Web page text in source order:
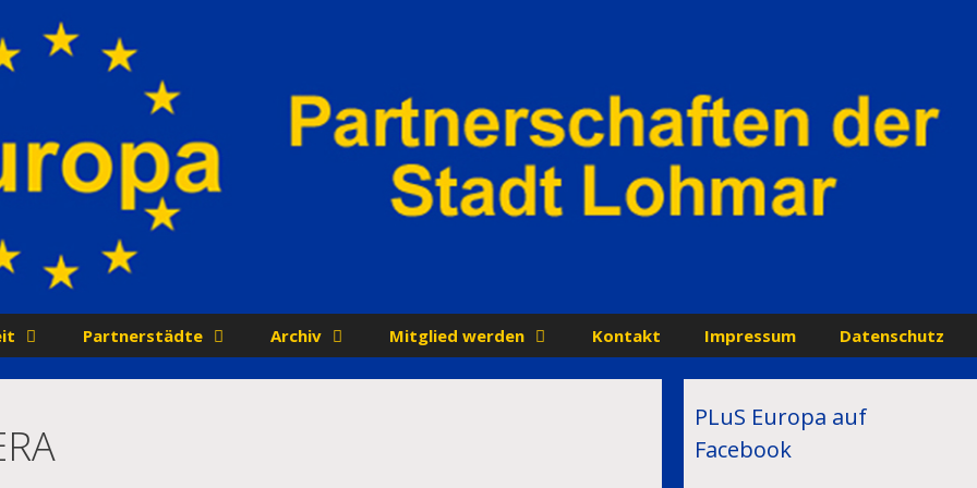
Partnerstädte Archiv Mitglied werden Kontakt Impressum Datenschutz
PLuS Europa auf
Facebook